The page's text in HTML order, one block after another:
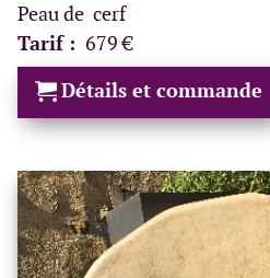
Peau de cerf
Tarif : 679 €
Détails et commande